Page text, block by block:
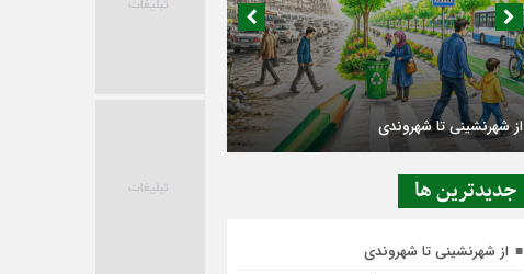
اصناف در حاشیه تصمیم‌سازی؛ شهر بدون بازار به
کجا می‌رسد؟
جديدترين ها
از شهرنشینی تا شهروندی